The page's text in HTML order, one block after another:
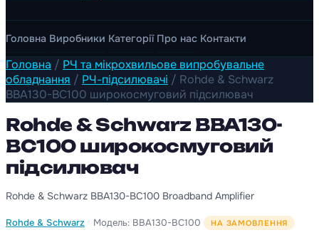
Головна Виробники Категорії Про нас Контакти
Головна / РЧ та мікрохвильове випробувальне
обладнання / РЧ-підсилювачі / Rohde & Schwarz
BBA130-BC100 широкосмуговий підсилювач
Rohde & Schwarz BBA130-
BC100 широкосмуговий
підсилювач
Rohde & Schwarz BBA130-BC100 Broadband Amplifier
Rohde & Schwarz · Модель: BBA130-BC100 НА ЗАМОВЛЕННЯ